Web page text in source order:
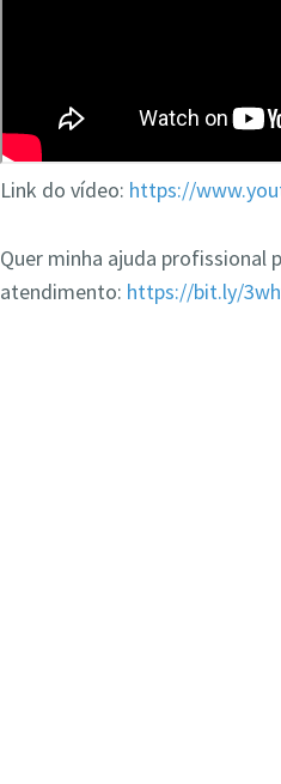
Link do vídeo: https://
Quer minha ajuda profissional
atendimento: https://bit.ly/